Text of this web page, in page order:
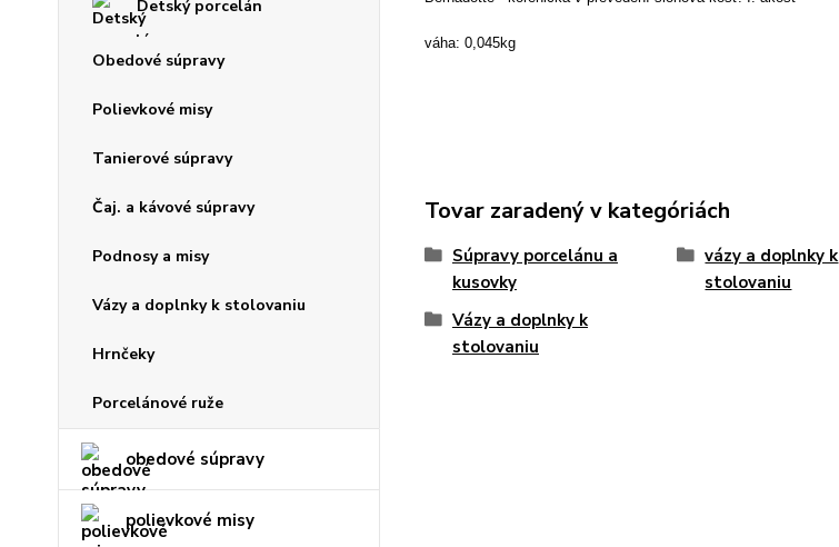
Detský porcelán
Obedové súpravy
Polievkové misy
Tanierové súpravy
Čaj. a kávové súpravy
Podnosy a misy
Vázy a doplnky k stolovaniu
Hrnčeky
Porcelánové ruže
obedové súpravy
polievkové misy
váha: 0,045kg
Tovar zaradený v kategóriách
Súpravy porcelánu a
kusovky
vázy a doplnky k
stolovaniu
Vázy a doplnky k
stolovaniu